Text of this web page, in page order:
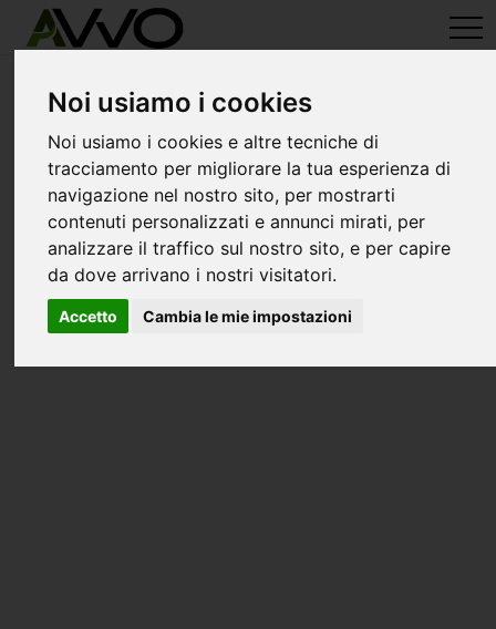
Noi usiamo i cookies
Noi usiamo i cookies e altre tecniche di
tracciamento per migliorare la tua esperienza di
navigazione nel nostro sito, per mostrarti
contenuti personalizzati e annunci mirati, per
analizzare il traffico sul nostro sito, e per capire
da dove arrivano i nostri visitatori.
Accetto Cambia le mie impostazioni
avvo-it>Salerno > Avvocati caprioli di pisciotta